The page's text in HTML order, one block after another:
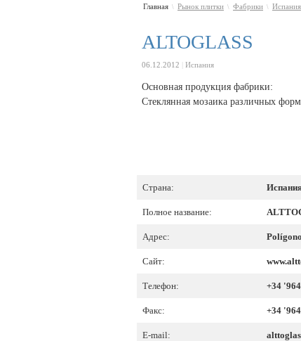
Главная \ Рынок плитки \ Фабрики \ Испания
ALTOGLASS
06.12.2012 Испания
Основная продукция фабрики:
Стеклянная мозаика различных
Страна:
Полное название:
Адрес:
Сайт:
Телефон: +34
Факс: +34
E-mail: